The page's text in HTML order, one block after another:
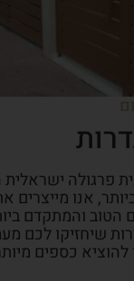
פרגולה
אנו מייצרים
הטוב והמתקדם
שיחזיקו לכם
להוציא כספים